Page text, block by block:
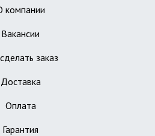
компании
Вакансии
заказ
Доставка
Оплата
Гарантия